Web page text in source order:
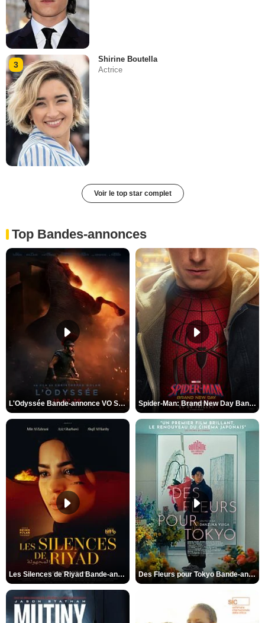
3
Shirine Boutella
Actrice
Voir le top star complet
Top Bandes-annonces
L'Odyssée Bande-annonce VO STFR Spider-Man: Brand New Day Bande-annonce VO STFR
Les Silences de Riyad Bande-annonce VO STFR Des Fleurs pour Tokyo Bande-annonce VO STFR